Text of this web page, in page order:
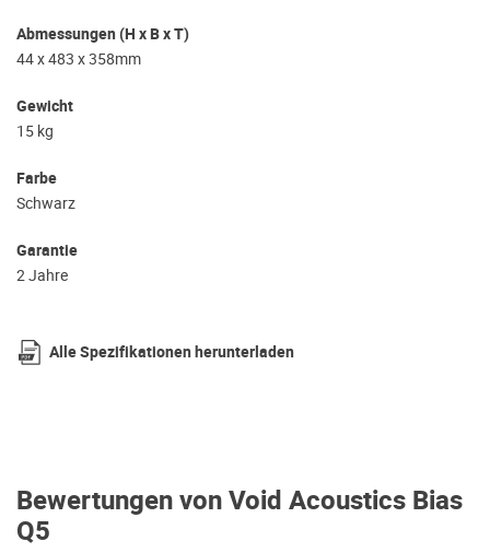
Abmessungen (H x B x T)
44 x 483 x 358mm
Gewicht
15 kg
Farbe
Schwarz
Garantie
2 Jahre
Alle Spezifikationen herunterladen
Bewertungen von Void Acoustics Bias
Q5